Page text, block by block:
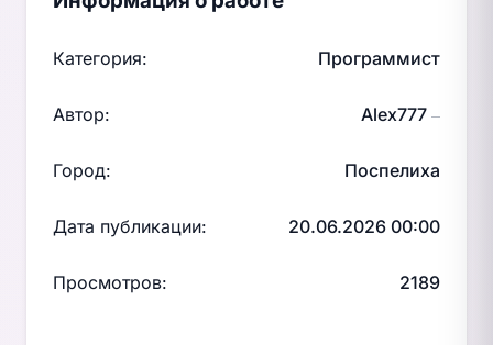
Категория: Программист
Автор: Alex777 —
Город: Поспелиха
Дата публикации: 20.06.2026 00:00
Просмотров: 2189